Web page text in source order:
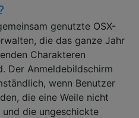
genutzte OSX-
die das ganze Jahr
Charakteren
Der Anmeldebildschirm
wenn Benutzer
die eine Weile nicht
und die ungeschickte